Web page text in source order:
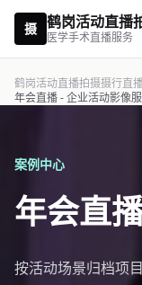
摄 鹤岗活动直播
医学手术直播服务
鹤岗活动直播拍摄摄行直
案例中心
年会直
按活动场景归档项